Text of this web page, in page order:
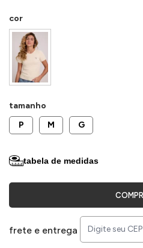
cor
tamanho
P
M G
tabela de medidas
frete e entrega